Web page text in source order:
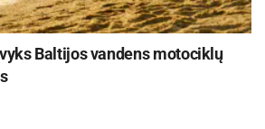
Baltijos vandens motociklų